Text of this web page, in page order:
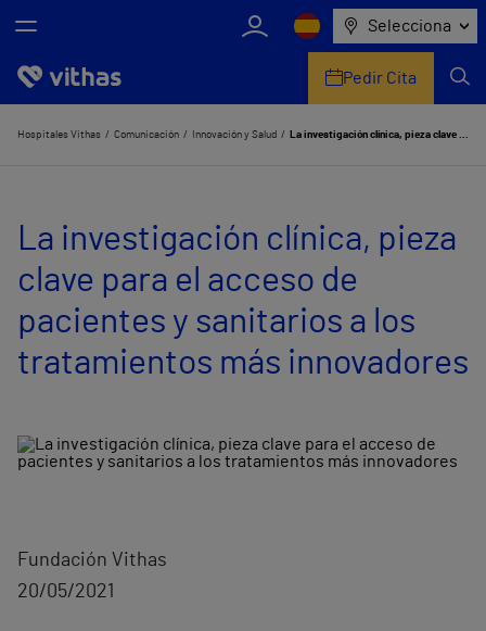
Selecciona
Nosotros
Servicios de salud
Equipo médico y asistencial
Información útil
Pedir Cita
Hospitales Vithas Comunicación Innovación y Salud La investigación clínica, pieza clave para el acceso de pacientes y sanitarios a los tratamientos más innovadores
La investigación clínica, pieza
clave para el acceso de
pacientes y sanitarios a los
tratamientos más innovadores
Fundación Vithas
20/05/2021